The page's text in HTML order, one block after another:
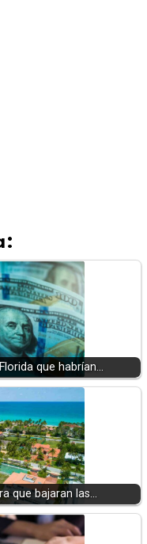
que habrían…
que bajaran las…